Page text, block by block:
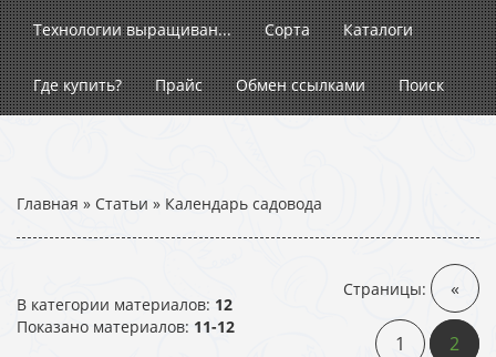
Технологии выращиван... Сорта Каталоги
Где купить? Прайс Обмен ссылками Поиск
Главная » Статьи » Календарь садовода
В категории материалов: 12
Показано материалов: 11-12
Страницы: «
1 2